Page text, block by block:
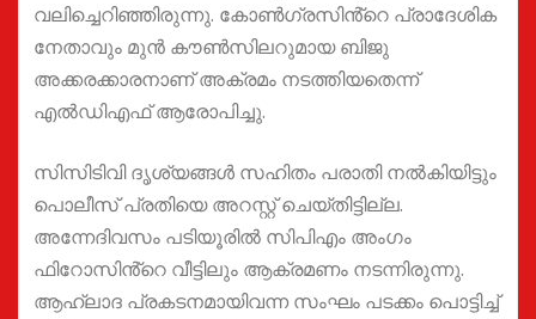
വലിച്ചെറിഞ്ഞിരുന്നു. കോൺഗ്രസിൻ്റെ പ്രാദേശിക
നേതാവും മുൻ കൗൺസിലറുമായ ബിജു
അക്കരക്കാരനാണ് അക്രമം നടത്തിയതെന്ന്
എൽഡിഎഫ് ആരോപിച്ചു.
സിസിടിവി ദൃശ്യങ്ങൾ സഹിതം പരാതി നൽകിയിട്ടും
പൊലീസ് പ്രതിയെ അറസ്റ്റ് ചെയ്തിട്ടില്ല.
അന്നേദിവസം പടിയൂരിൽ സിപിഎം അംഗം
ഫിറോസിൻ്റെ വീട്ടിലും ആക്രമണം നടന്നിരുന്നു.
ആഹ്ലാദ പ്രകടനമായിവന്ന സംഘം പടക്കം പൊട്ടിച്ച്